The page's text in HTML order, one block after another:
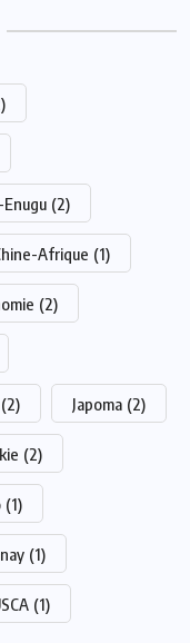
(2)
Afrique (1)
(2)
(2) Japoma (2)
(2)
(1)
(1)
(1)